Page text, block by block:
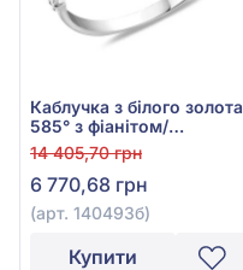
Каблучка з білого золота
585° з фіанітом/
куб.цирконієм, арт.
140493б
14 405,70 грн
6 770,68 грн
(арт. 140493б)
Купити